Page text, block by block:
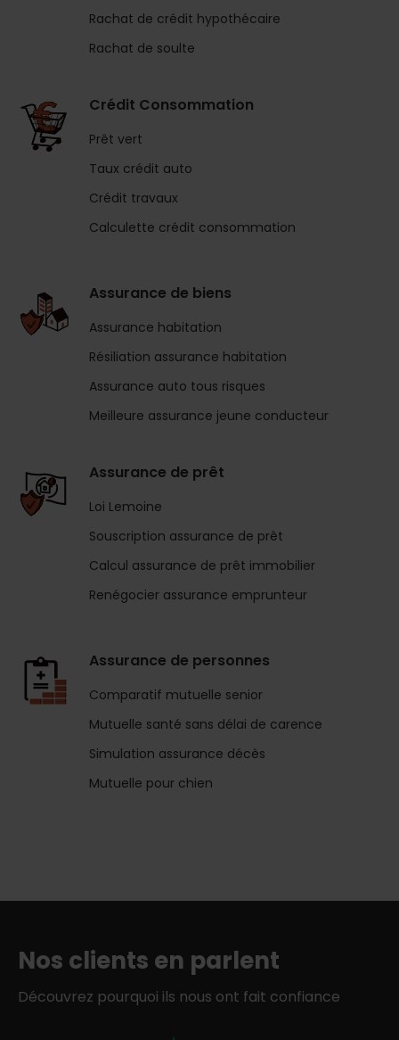
Rachat de crédit hypothécaire
Rachat de soulte
Crédit Consommation
Prêt vert
Taux crédit auto
Crédit travaux
Calculette crédit consommation
Assurance de biens
Assurance habitation
Résiliation assurance habitation
Assurance auto tous risques
Meilleure assurance jeune conducteur
Assurance de prêt
Loi Lemoine
Souscription assurance de prêt
Calcul assurance de prêt immobilier
Renégocier assurance emprunteur
Assurance de personnes
Comparatif mutuelle senior
Mutuelle santé sans délai de carence
Simulation assurance décès
Mutuelle pour chien
Nos clients en parlent
Découvrez pourquoi ils nous ont fait confiance